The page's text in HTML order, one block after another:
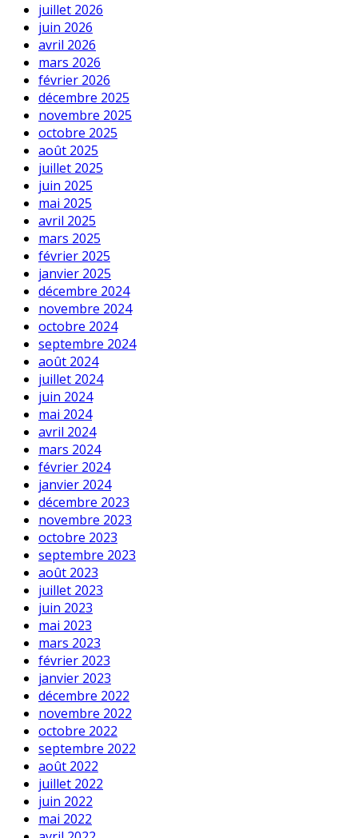
juillet 2026
juin 2026
avril 2026
mars 2026
février 2026
décembre 2025
novembre 2025
octobre 2025
août 2025
juillet 2025
juin 2025
mai 2025
avril 2025
mars 2025
février 2025
janvier 2025
décembre 2024
novembre 2024
octobre 2024
septembre 2024
août 2024
juillet 2024
juin 2024
mai 2024
avril 2024
mars 2024
février 2024
janvier 2024
décembre 2023
novembre 2023
octobre 2023
septembre 2023
août 2023
juillet 2023
juin 2023
mai 2023
mars 2023
février 2023
janvier 2023
décembre 2022
novembre 2022
octobre 2022
septembre 2022
août 2022
juillet 2022
juin 2022
mai 2022